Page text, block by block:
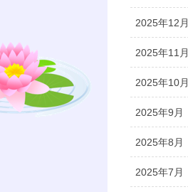
2025年12月
2025年11月
2025年10月
2025年9月
2025年8月
2025年7月